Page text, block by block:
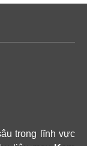
trong lĩnh vực